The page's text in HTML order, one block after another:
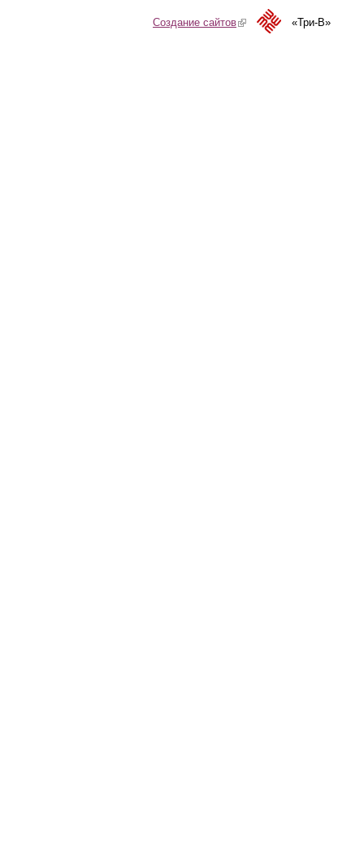
Создание сайтов(link is external)«Три-В»